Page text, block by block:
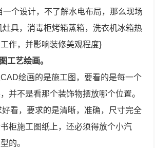
一个设计，不了解水电布局，那么现场
具，消毒柜烤箱蒸箱，洗衣机冰箱热
作，并影响装修美观程度}
工艺绘画。
绘画的是施工图，要看的是每一个
并不是看那个装饰物摆放哪个位置。
看，要求的是清晰，准确，尺寸完全
柜施工图纸上，还必须得放个小汽
的。